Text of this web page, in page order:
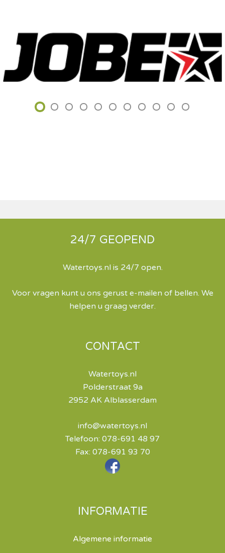
24/7 GEOPEND
Watertoys.nl is 24/7 open.
Voor vragen kunt u ons gerust e-mailen of bellen. We
helpen u graag verder.
CONTACT
Watertoys.nl
Polderstraat 9a
2952 AK Alblasserdam
info@watertoys.nl
Telefoon: 078-691 48 97
Fax: 078-691 93 70
INFORMATIE
Algemene informatie